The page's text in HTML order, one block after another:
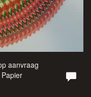
aanvraag